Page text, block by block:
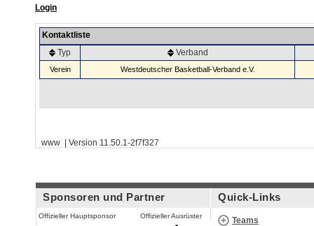
Login
Kontaktliste
Typ
Verband
Verein Westdeutscher Basketball-Verband e.V.
www | Version 11.50.1-2f7f327
Sponsoren und Partner
Offizieller Hauptsponsor Offizieller Ausrüster
Quick-Links
Teams